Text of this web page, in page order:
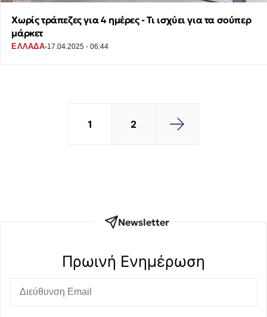
Χωρίς τράπεζες για 4 ημέρες - Τι ισχύει για τα σούπερ
μάρκετ
ΕΛΛΑΔΑ·17.04.2025 - 06:44
1 2
Newsletter
Πρωινή Eνημέρωση